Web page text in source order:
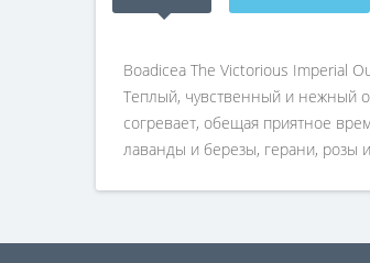
Boadicea The Victorious Imperial
Теплый, чувственный и нежный
согревает, обещая приятное
лаванды и березы, герани, розы